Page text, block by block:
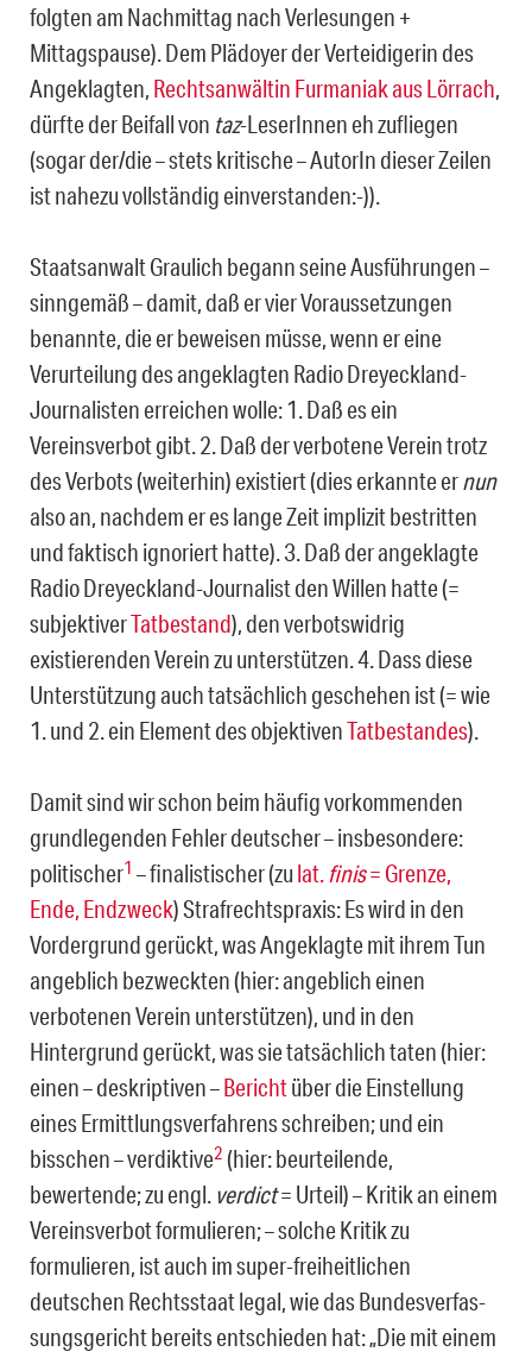
folgten am Nachmittag nach Verlesungen +
Mittagspause). Dem Plädoyer der Verteidigerin des
Angeklagten, Rechtsanwältin Furmaniak aus Lörrach,
dürfte der Beifall von taz-LeserInnen eh zufliegen
(sogar der/die – stets kritische – AutorIn dieser Zeilen
ist nahezu vollständig einverstan­den:-)).
Staatsanwalt Graulich begann seine Ausführungen –
sinngemäß – damit, daß er vier Voraussetzungen
benannte, die er beweisen müsse, wenn er eine
Verurtei­lung des angeklagten Radio Dreyeckland-
Journalisten erreichen wolle: 1. Daß es ein
Vereinsverbot gibt. 2. Daß der verbotene Verein trotz
des Verbots (weiterhin) existiert (dies erkannte ernun
also an, nachdem er es lange Zeit implizit bestritten
und faktisch ignoriert hatte). 3. Daß der angeklagte
Radio Dreyeckland-Journalist den Willen hatte (=
subjektiverTatbestand), den verbotswidrig
existierenden Verein zu unterstützen. 4. Dass diese
Unterstützung auch tatsächlich geschehen ist (= wie
1. und 2. ein Element des objektivenTatbestandes).
Damit sind wir schon beim häufig vorkommenden
grundlegenden Fehler deutscher – insbesondere:
politischer1 – finalistischer (zu lat. finis= Grenze,
Ende, Endzweck) Strafrechtspraxis: Es wird in den
Vordergrund gerückt, was Angeklagte mit ihrem Tun
angeblich bezweckten (hier: angeblich einen
verbotenen Verein un­terstützen), und in den
Hintergrund gerückt, was sie tatsächlich taten (hier:
einen – deskriptiven –Berichtüber die Einstellung
eines Ermittlungsverfahrens schreiben; und ein
bisschen – verdiktive2 (hier: beurteilende,
bewertende; zu engl. verdict= Ur­teil) – Kritik an einem
Vereinsverbot formulieren; – solche Kritik zu
formulieren, ist auch im super-freiheitlichen
deutschen Rechtsstaat legal, wie das Bundesverfas­
sungsgericht bereits entschieden hat: „Die mit einem